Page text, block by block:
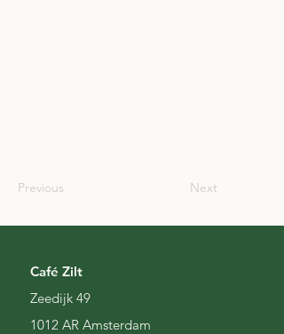
Previous Next
Café Zilt
Zeedijk 49
1012 AR Amsterdam